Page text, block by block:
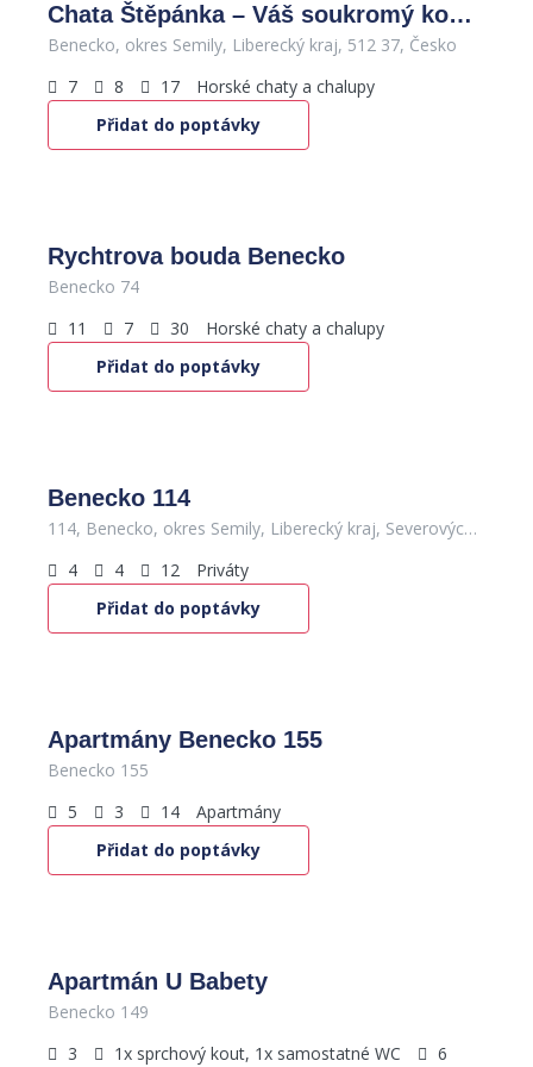
Chata Štěpánka – Váš soukromý kout Krkonoš
Benecko, okres Semily, Liberecký kraj, 512 37, Česko
7
8 17
Horské chaty a chalupy
Přidat do poptávky
Rychtrova bouda Benecko
Benecko 74
11
7 30
Horské chaty a chalupy
Přidat do poptávky
Benecko 114
114, Benecko, okres Semily, Liberecký kraj, Severovýchod, 512 37, Česko
4
4 12
Priváty
Přidat do poptávky
Apartmány Benecko 155
Benecko 155
5
3 14
Apartmány
Přidat do poptávky
Apartmán U Babety
Benecko 149
3
1x sprchový kout, 1x samostatné WC 6